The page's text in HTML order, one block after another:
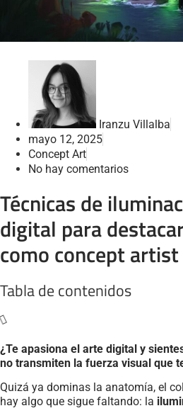
Iranzu Villalba
mayo 12, 2025
Concept Art
No hay comentarios
Técnicas de
digital para
como concept artist
Tabla de contenidos
¿Te apasiona el arte digital y
no transmiten la fuerza visual que
Quizá ya dominas la anatomía, el
hay algo que sigue faltando: la